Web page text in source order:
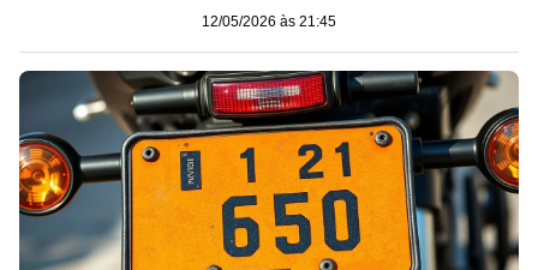
12/05/2026 às 21:45